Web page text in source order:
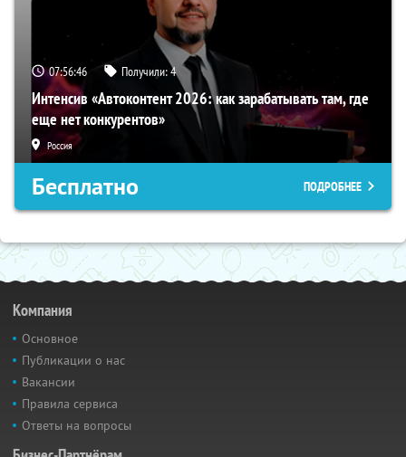
07:56:45 Получили:4
Интенсив «Автоконтент 2026: как зарабатывать там, где
еще нет конкурентов»
Россия
Бесплатно ПОДРОБНЕЕ
Компания
Основное
Публикации о нас
Вакансии
Правила сервиса
Ответы на вопросы